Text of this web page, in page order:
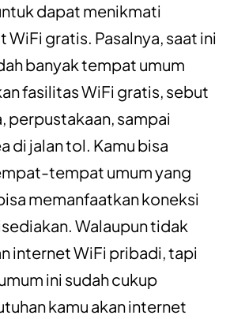
dapat menikmati
gratis. Pasalnya, saat ini
banyak tempat umum
fasilitas WiFi gratis, sebut
perpustakaan, sampai
di jalan tol. Kamu bisa
tempat umum yang
memanfaatkan koneksi
Walaupun tidak
internet WiFi pribadi, tapi
ini sudah cukup
kamu akan internet